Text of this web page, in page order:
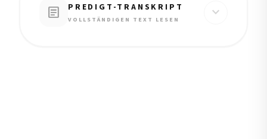
article PREDIGT-TRANSKRIPT
VOLLSTÄNDIGEN TEXT LESEN expand_more